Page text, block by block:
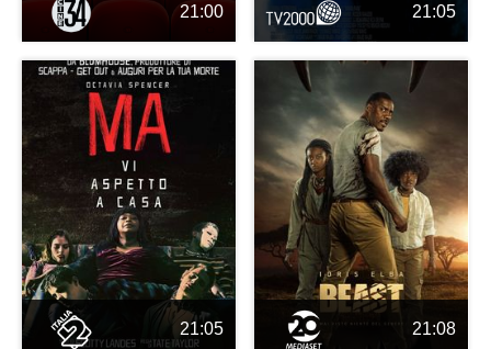
21:00 21:05
21:05 21:08